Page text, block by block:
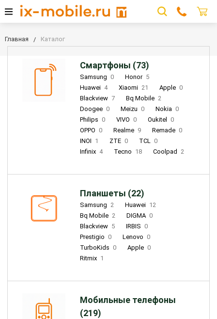
Главная Каталог
Смартфоны (73)
Samsung 0 Honor 5
Huawei 4 Xiaomi 21 Apple 0
Blackview 7 Bq Mobile 2
Doogee 0 Meizu 0 Nokia 0
Philips 0 VIVO 0 Oukitel
0
OPPO 0 Realme 9 Remade 0
INOI 1 ZTE 0 TCL 0
Infinix 4 Tecno 18 Coolpad 2
Планшеты (22)
Samsung 2 Huawei 12
Bq Mobile 2 DIGMA 0
Blackview 5 IRBIS 0
Prestigio 0 Lenovo 0
TurboKids 0 Apple 0
Ritmix 1
Мобильные телефоны
(219)